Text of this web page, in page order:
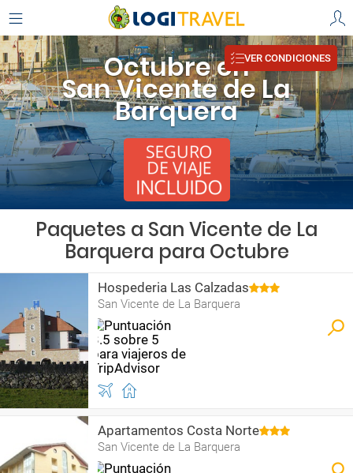
Octubre en
San Vicente de La
Barquera
VER CONDICIONES
Paquetes a San Vicente de La
Barquera para Octubre
Hospederia Las Calzadas
San Vicente de La Barquera
Apartamentos Costa Norte
San Vicente de La Barquera